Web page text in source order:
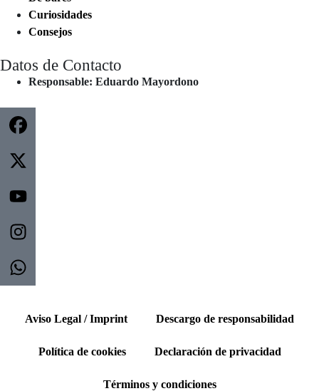
Curiosidades
Consejos
Datos de Contacto
Responsable: Eduardo Mayordono
Aviso Legal / Imprint Descargo de responsabilidad
Política de cookies Declaración de privacidad
Términos y condiciones